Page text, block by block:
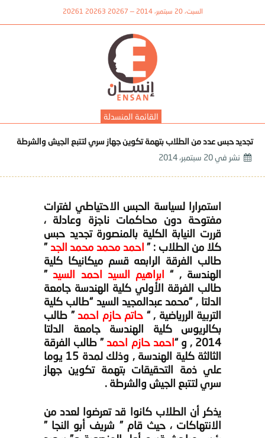
السبت، 20 سبتمبر، 2014 — 20267 20263 20261
القائمة المنسدلة
تجديد حبس عدد من الطلاب بتهمة تكوين جهاز سري لتتبع الجيش والشرطة
نشر في 20 سبتمبر، 2014
استمرارا لسياسة الحبس الاحتياطي لفترات
مفتوحة دون محاكمات ناجزة وعادلة ،
قررت النيابة الكلية بالمنصورة تجديد حبس
كلا من الطلاب : ” احمد محمد محمد الجد ”
طالب الفرقة الرابعه قسم ميكانيكا كلية
الهندسة , “ابراهيم السيد احمد السيد”
طالب الفرقة الأولي كلية الهندسة جامعة
الدلتا , “محمد عبدالمجيد السيد “طالب كلية
التربية الررياضية , “ حاتم حازم احمد ” طالب
بكالريوس كلية الهندسة جامعة الدلتا
2014 , و “
احمد حازم احمد” طالب الفرقة
الثالثة كلية الهندسة , وذلك لمدة 15 يوما
علي ذمة التحقيقات بتهمة تكوين جهاز
سري لتتبع الجيش والشرطة .
يذكر أن الطلاب كانوا قد تعرضوا لعدد من
الانتهاكات ، حيث قام ” شريف أبو النجا ”